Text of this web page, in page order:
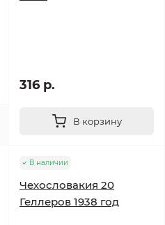
316 р.
В корзину
В наличии
Чехословакия 20
Геллеров 1938 год